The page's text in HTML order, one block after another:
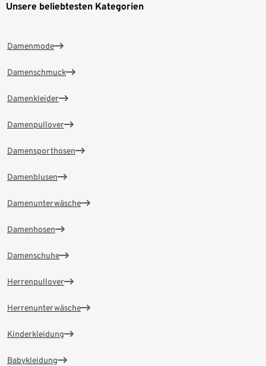
Unsere beliebtesten Kategorien
Damenmode
Damenschmuck
Damenkleider
Damenpullover
Damensporthosen
Damenblusen
Damenunterwäsche
Damenhosen
Damenschuhe
Herrenpullover
Herrenunterwäsche
Kinderkleidung
Babykleidung